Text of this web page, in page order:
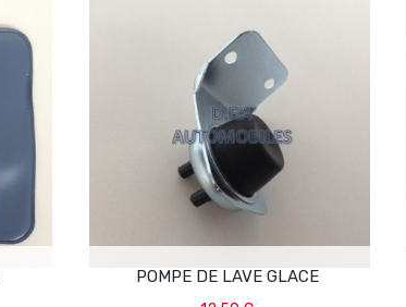
POMPE DE LAVE GLACE